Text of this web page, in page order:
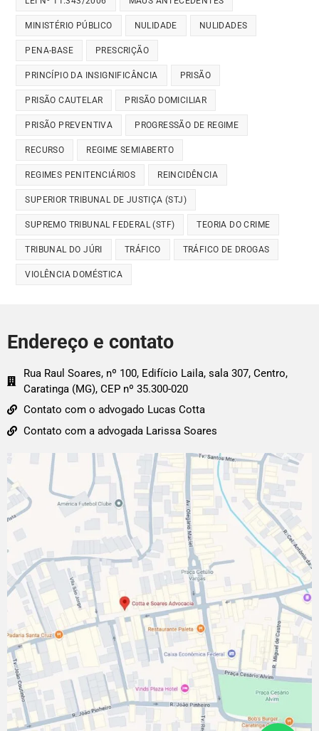
MINISTÉRIO PÚBLICO NULIDADE NULIDADES
PENA-BASE PRESCRIÇÃO
PRINCÍPIO DA INSIGNIFICÂNCIA PRISÃO
PRISÃO CAUTELAR PRISÃO DOMICILIAR
PRISÃO PREVENTIVA PROGRESSÃO DE REGIME
RECURSO REGIME SEMIABERTO
REGIMES PENITENCIÁRIOS REINCIDÊNCIA
SUPERIOR TRIBUNAL DE JUSTIÇA (STJ)
SUPREMO TRIBUNAL FEDERAL (STF) TEORIA DO CRIME
TRIBUNAL DO JÚRI TRÁFICO TRÁFICO DE DROGAS
VIOLÊNCIA DOMÉSTICA
Endereço e contato
Rua Raul Soares, nº 100, Edifício Laila, sala 307, Centro,
Caratinga (MG), CEP nº 35.300-020
Contato com o advogado Lucas Cotta
Contato com a advogada Larissa Soares